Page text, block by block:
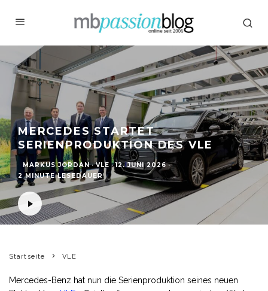
MERCEDES STARTET
SERIENPRODUKTION DES VLE
MARKUS JORDAN · VLE · 12. JUNI 2026 ·
2 MINUTE LESEDAUER
Startseite VLE
Mercedes-Benz hat nun die Serienproduktion seines neuen